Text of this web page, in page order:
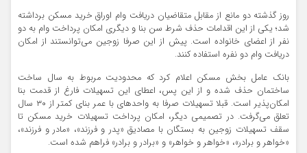
روز گذشته دو مانع از مقابل متقاضیان دریافت وام اوراق خرید مسکن برداشته
شد؛ یکی از این اقدامات حذف شرط سن بنا و دیگری امکان پرداخت وام به دو
نفر از اعضای خانواده است. پیش از این صرفا زوجین می‌توانستند از امکان
دریافت وام دو نفره استفاده کنند.
بانک عامل بخش مسکن اعلام کرد که محدودیت مربوط به سال ساخت
ساختمان حذف شده و از این پس، اعطای این تسهیلات فارغ از قدمت بنا
امکان‌پذیر است. قبلا تسهیلات صرفا به واحدهای با عمر بنای کمتر از ۳۰ سال
تعلق می‌گرفت. در تصمیمی دیگر، امکان پرداخت تسهیلات خرید مسکن تا
سقف تسهیلات زوجین به بستگان با مصادیق «پدر و فرزند»، «مادر و فرزند»،
«خواهر و برادر»، «خواهر و خواهر» و «برادر و برادر» فراهم شده است.